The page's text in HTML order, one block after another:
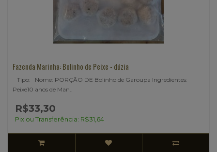
Fazenda Marinha: Bolinho de Peixe - dúzia
Tipo: Nome: PORÇÃO DE Bolinho de Garoupa Ingredientes:
Peixe10 anos de Man..
R$33,30
Pix ou Transferência: R$31,64